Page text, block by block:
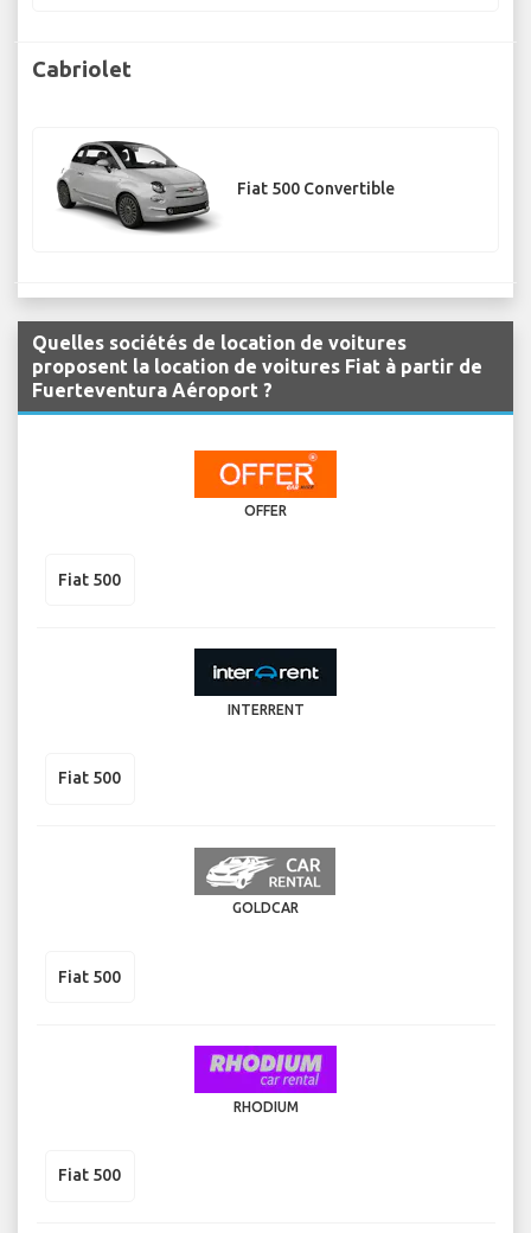
Cabriolet
Fiat 500 Convertible
Quelles sociétés de location de voitures
proposent la location de voitures Fiat à partir de
Fuerteventura Aéroport ?
OFFER
Fiat 500
INTERRENT
Fiat 500
GOLDCAR
Fiat 500
RHODIUM
Fiat 500